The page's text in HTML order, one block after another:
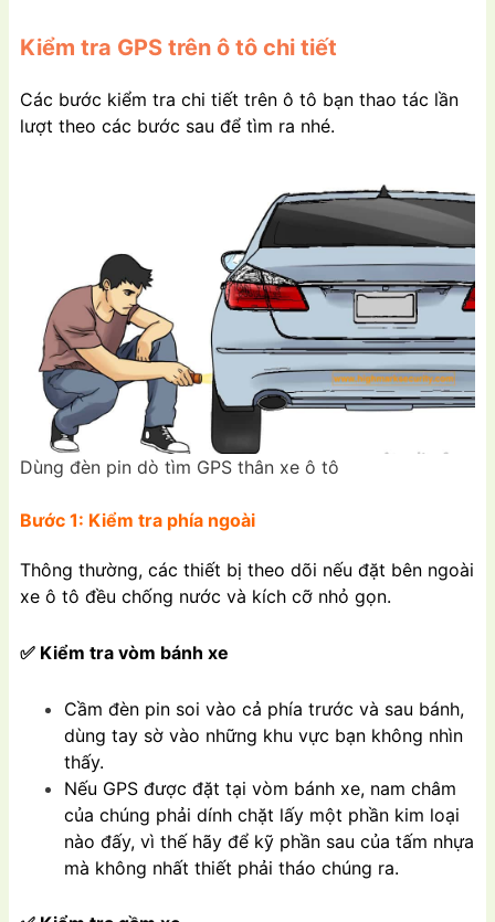
Kiểm tra GPS trên ô tô chi tiết
Các bước kiểm tra chi tiết trên ô tô bạn thao tác lần
lượt theo các bước sau để tìm ra nhé.
Dùng đèn pin dò tìm GPS thân xe ô tô
Bước 1: Kiểm tra phía ngoài
Thông thường, các thiết bị theo dõi nếu đặt bên ngoài
xe ô tô đều chống nước và kích cỡ nhỏ gọn.
✅ Kiểm tra vòm bánh xe
Cầm đèn pin soi vào cả phía trước và sau bánh,
dùng tay sờ vào những khu vực bạn không nhìn
thấy.
Nếu GPS được đặt tại vòm bánh xe, nam châm
của chúng phải dính chặt lấy một phần kim loại
nào đấy, vì thế hãy để kỹ phần sau của tấm nhựa
mà không nhất thiết phải tháo chúng ra.